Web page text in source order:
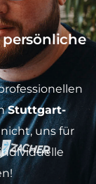
Stuttgart-
uns für